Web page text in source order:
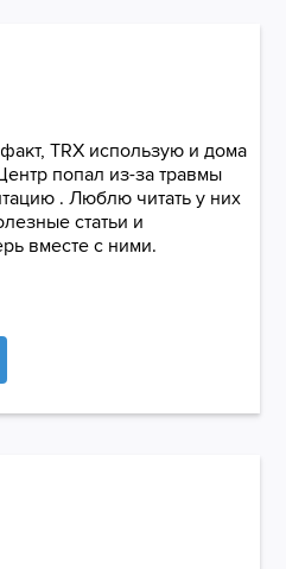
TRX использую и дома
попал из-за травмы
. Люблю читать у них
статьи и
вместе с ними.